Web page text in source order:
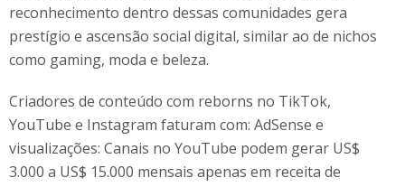
reconhecimento dentro dessas comunidades gera
prestígio e ascensão social digital, similar ao de nichos
como gaming, moda e beleza.
Criadores de conteúdo com reborns no TikTok,
YouTube e Instagram faturam com: AdSense e
visualizações: Canais no YouTube podem gerar US$
3.000 a US$ 15.000 mensais apenas em receita de